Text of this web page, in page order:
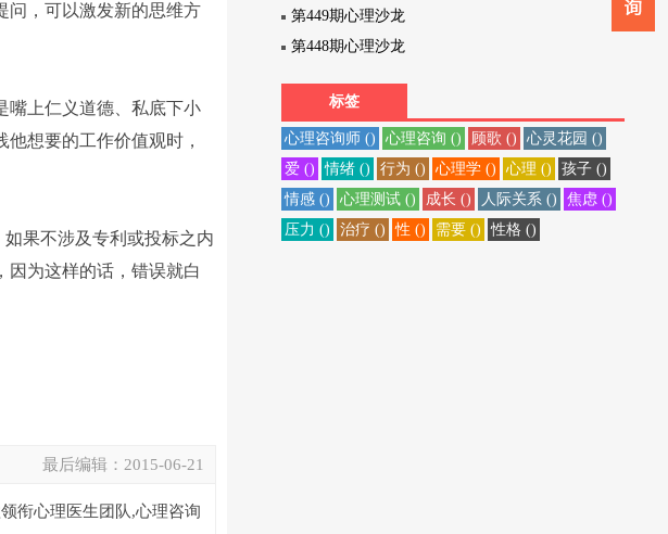
问，可以激发新的思维方
嘴上仁义道德、私底下小
想要的工作价值观时，
果不涉及专利或投标之内
因为这样的话，错误就白
最后编辑： 2015-06-21
衔心理医生团队,心理咨询
第449期心理沙龙
第448期心理沙龙
标签
心理咨询师 () 心理咨询 () 顾歌 ()
心灵花园 ()
爱 ()
情绪 () 行为 () 心理学 () 心理 ()
孩子 ()
情感 ()
心理测试 () 成长 () 人际关系 ()
焦虑 ()
压力 ()
治疗 () 性 () 需要 () 性格 ()